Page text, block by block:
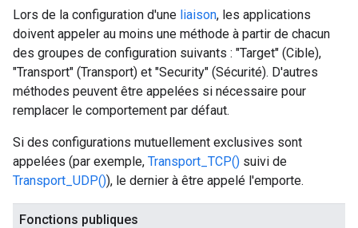
Lors de la configuration d'une liaison, les applications
doivent appeler au moins une méthode à partir de chacun
des groupes de configuration suivants : "Target" (Cible),
"Transport" (Transport) et "Security" (Sécurité). D'autres
méthodes peuvent être appelées si nécessaire pour
remplacer le comportement par défaut.
Si des configurations mutuellement exclusives sont
appelées (par exemple, Transport_TCP() suivi de
Transport_UDP()), le dernier à être appelé l'emporte.
Fonctions publiques